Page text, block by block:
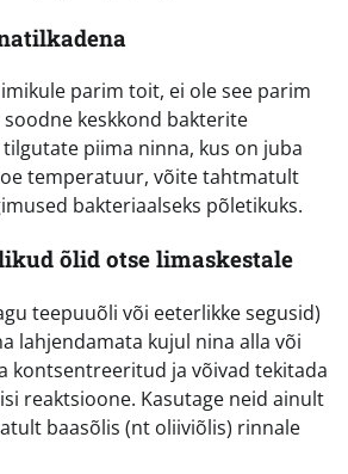
parim toit, ei ole see parim
keskkond bakterite
piima ninna, kus on juba
temperatuur, võite tahtmatult
bakteriaalseks põletikuks.
õlid otse limaskestale
teepuuõli või eeterlikke segusid)
lahjendamata kujul nina alla või
kontsentreeritud ja võivad tekitada
reaktsioone. Kasutage neid ainult
baasõlis (nt oliiviõlis) rinnale